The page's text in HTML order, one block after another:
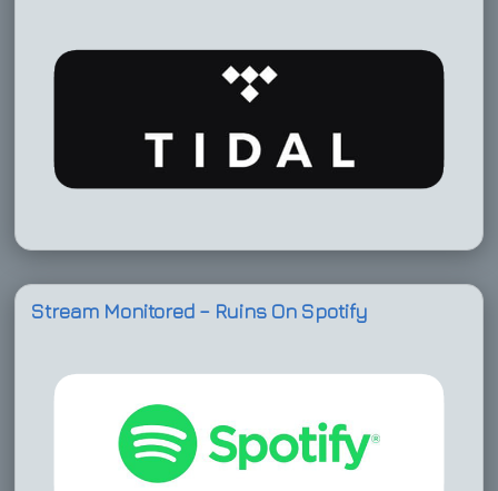
Stream Monitored – Ruins On Spotify